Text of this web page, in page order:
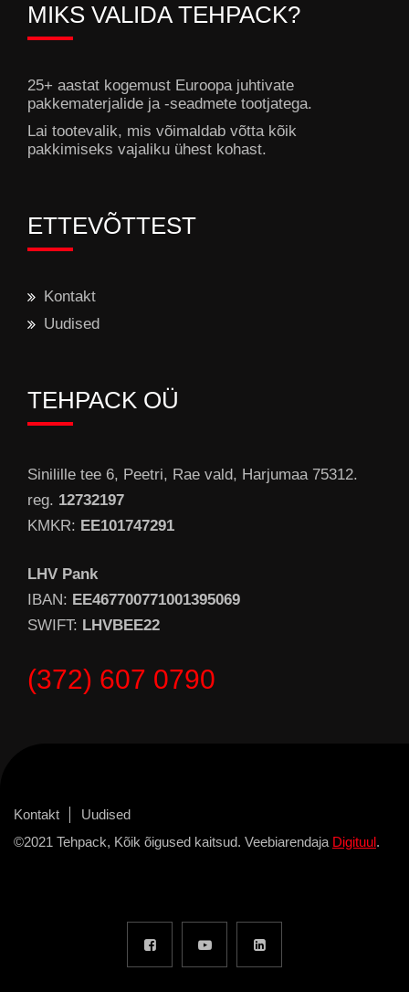
MIKS VALIDA TEHPACK?
25+ aastat kogemust Euroopa juhtivate
pakkematerjalide ja -seadmete tootjatega.
Lai tootevalik, mis võimaldab võtta kõik
pakkimiseks vajaliku ühest kohast.
ETTEVÕTTEST
Kontakt
Uudised
TEHPACK OÜ
Sinilille tee 6, Peetri, Rae vald, Harjumaa 75312.
reg. 12732197
KMKR: EE101747291
LHV Pank
IBAN: EE467700771001395069
SWIFT: LHVBEE22
(372) 607 0790
Kontakt
Uudised
©2021 Tehpack, Kõik õigused kaitsud. Veebiarendaja Digituul.